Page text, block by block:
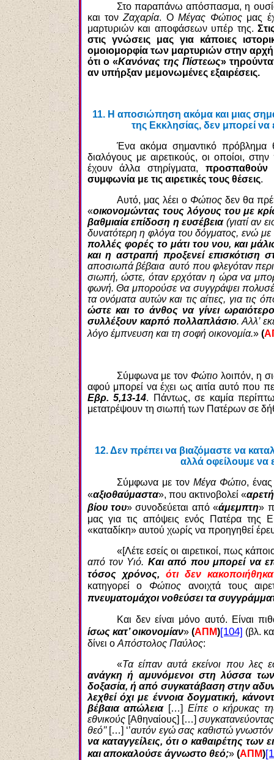
Στο παραπάνω απόσπασμα, η
και τονΖαχαρία. ΟΜέγας Φώτιοςμας
μαρτυριών και αποφάσεων υπέρ της.
στις γνώσεις μας για κάποιες
ομοιομορφία των μαρτυριών στην αρχή
ότι ο «Κανόνας της Πίστεως»
αν υπήρξαν μεμονωμένες εξαιρέσεις.
11.Η αποσιώπηση ακόμα και μιας
της Εκκλησίας, δεν μπορεί
Ένα ακόμα σημαντικό πρόβλημα
διαλόγους με αιρετικούς, οι οποίοι,
έχουν άλλα στηρίγματα, προσπαθούν
συμφωνία με τις αιρετικές τους θέσεις.
Αυτό, μας λέει ο Φώτιοςδεν θα
«οικονομώντας τους λόγους του με
βαθμιαία επίδοση η ευσέβεια(γιατί αν
δυνατότερη η φλόγα του δόγματος, ενώ με
πολλές φορές το μάτι του νου, και
και η αστραπή προξενεί επισκότιση
αποσιωπά βέβαια αυτό που φλεγόταν
σιωπή, ώστε, όταν ερχόταν η ώρα να
φωνή. Θα μπορούσε να συγγράψει
τα ονόματα αυτών και τις αίτιες, για τις
ώστε και το άνθος να γίνει
συλλέξουν καρπό πολλαπλάσιο. Αλλ’
λόγο έμπνευση και τη σοφή οικονομία.»(
Σύμφωνα με τον Φώτιο λοιπόν, η
αφού μπορεί να έχει ως αιτία αυτό που
Εβρ. 5,13-14. Πάντως, σε καμία
μετατρέψουν τη σιωπή των Πατέρων σε
12.Δεν πρέπει να βιαζόμαστε να
αλλά οφείλουμε να
Σύμφωνα με τον Μέγα Φώτιο,
«αξιοθαύμαστα», που ακτινοβολεί «αρετή
βίου του» συνοδεύεται από «άμεμπτη»
μας για τις απόψεις ενός Πατέρα της
«καταδίκη» αυτού χωρίς να προηγηθεί
«[Λέτε εσείς οι αιρετικοί, πως
από τον Υιό. Και από που μπορεί να
τόσος χρόνος, ότι δεν
κατηγορεί ο Φώτιος ανοιχτά τους
πνευματομάχοι νοθεύσει τα
Και δεν είναι μόνο αυτό. Είναι
ίσως κατ’ οικονομίαν»(ΑΠΜ)[104] (βλ.
δίνει ο Απόστολος Παύλος:
«Τα είπαν αυτά εκείνοι που λες
ανάγκη ή αμυνόμενοι στη λύσσα των
δοξασία, ή από συγκατάβαση στην
λεχθεί όχι με έννοια δογματική,
βέβαια απώλεια[…] Είπε ο κήρυκας
εθνικούς [Αθηναίους] […]
θεό’’ […] ‘’αυτόν εγώ σας καθιστώ
να καταγγείλεις, ότι ο καθαιρέτης
και αποκαλούσε άγνωστο θεό;» (ΑΠΜ)